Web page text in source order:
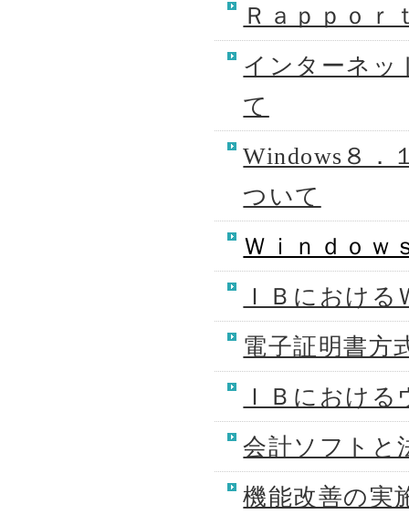
Ｒａｐｐｏｒ
インターネッ
て
Windows８．
ついて
Ｗｉｎｄｏｗ
ＩＢにおけ
電子証明書方
ＩＢにおけ
会計ソフトと
機能改善の実